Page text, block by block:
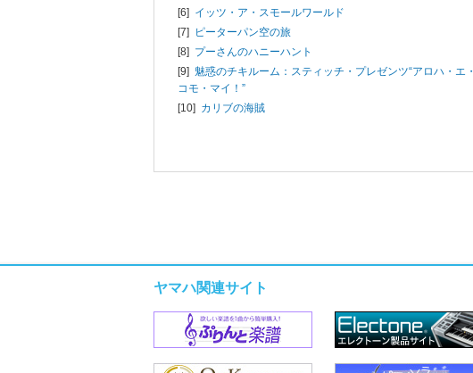
[6] イッツ・ア・スモールワールド
[7] ピーターパン空の旅
[8] プーさんのハニーハント
[9] 魅惑のチキルーム：スティッチ・プレゼンツ“アロハ・エ・
コモ・マイ！”
[10] カリブの海賊
ヤマハ関連サイト